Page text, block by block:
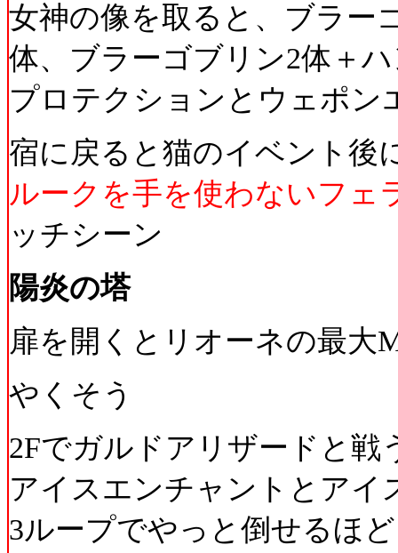
女神の像を取ると、ブラー
体、ブラーゴブリン2体＋
プロテクションとウェポン
宿に戻ると猫のイベント後
ルークを手を使わないフェ
ッチシーン
陽炎の塔
扉を開くとリオーネの最大
やくそう
2Fでガルドアリザードと戦
アイスエンチャントとアイ
3ループでやっと倒せるほ